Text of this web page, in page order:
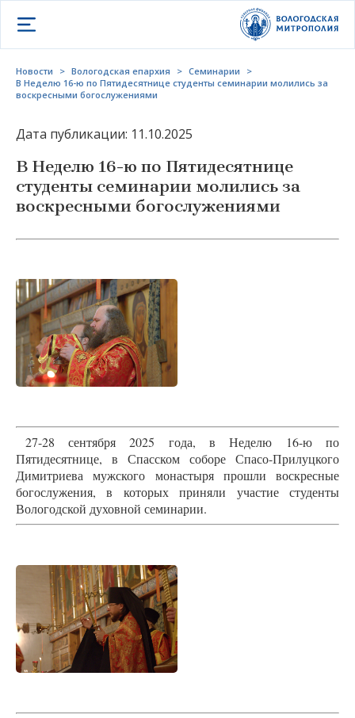
Открыть меню
Новости > Вологодская епархия > Семинарии
>
В Неделю 16-ю по Пятидесятнице студенты семинарии молились за
воскресными богослужениями
Дата публикации: 11.10.2025
В Неделю 16-ю по Пятидесятнице
студенты семинарии молились за
воскресными богослужениями
27-28 сентября 2025 года, в Неделю 16-ю по
Пятидесятнице, в Спасском соборе Спасо-Прилуцкого
Димитриева мужского монастыря прошли воскресные
богослужения, в которых приняли участие студенты
Вологодской духовной семинарии.